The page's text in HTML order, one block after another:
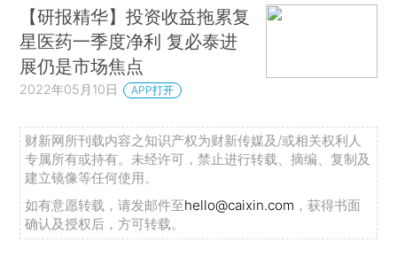
【研报精华】投资收益拖累复
星医药一季度净利 复必泰进
展仍是市场焦点
2022年05月10日 APP打开
财新网所刊载内容之知识产权为财新传媒及/或相关权利人
专属所有或持有。未经许可，禁止进行转载、摘编、复制及
建立镜像等任何使用。
如有意愿转载，请发邮件至hello@caixin.com ，获得书面
确认及授权后，方可转载。